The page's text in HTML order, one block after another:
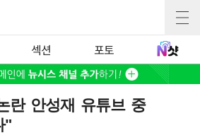
섹션 포토
란 안성재 유튜브 중
"